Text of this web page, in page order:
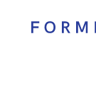
contenu